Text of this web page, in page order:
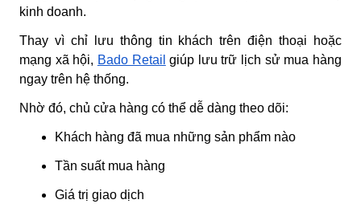
kinh doanh.
Thay vì chỉ lưu thông tin khách trên điện thoại hoặc
mạng xã hội, Bado Retail giúp lưu trữ lịch sử mua hàng
ngay trên hệ thống.
Nhờ đó, chủ cửa hàng có thể dễ dàng theo dõi:
Khách hàng đã mua những sản phẩm nào
Tần suất mua hàng
Giá trị giao dịch